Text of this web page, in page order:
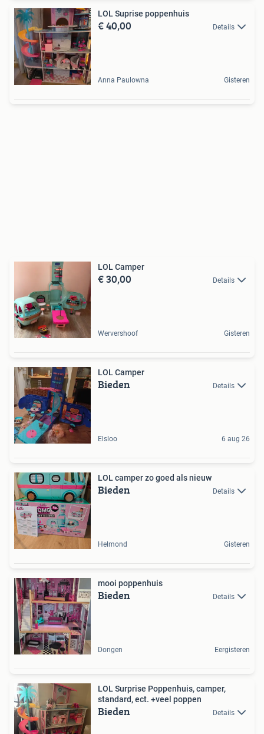
LOL Suprise poppenhuis
€ 40,00 Details
Anna Paulowna Gisteren
LOL Camper
€ 30,00 Details
Wervershoof Gisteren
LOL Camper
Bieden Details
Elsloo 6 aug 26
LOL camper zo goed als nieuw
Bieden Details
Helmond Gisteren
mooi poppenhuis
Bieden Details
Dongen Eergisteren
LOL Surprise Poppenhuis, camper,
standard, ect. +veel poppen
Bieden Details